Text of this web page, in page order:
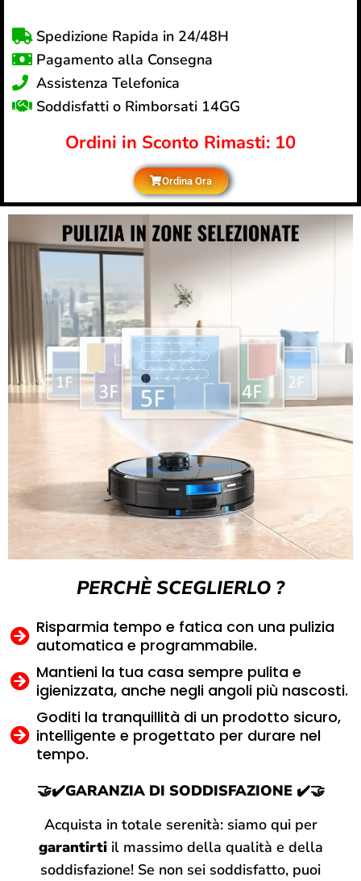
Spedizione Rapida in 24/48H
Pagamento alla Consegna
Assistenza Telefonica
Soddisfatti o Rimborsati 14GG
Ordini in Sconto Rimasti: 10
Ordina Ora
PERCHÈ SCEGLIERLO ?
Risparmia tempo e fatica con una pulizia
automatica e programmabile.
Mantieni la tua casa sempre pulita e
igienizzata, anche negli angoli più nascosti.
Goditi la tranquillità di un prodotto sicuro,
intelligente e progettato per durare nel
tempo.
🤝✔️GARANZIA DI SODDISFAZIONE✔️🤝
Acquista in totale serenità: siamo qui per
garantirtiil massimo della qualità e della
soddisfazione! Se non sei soddisfatto, puoi